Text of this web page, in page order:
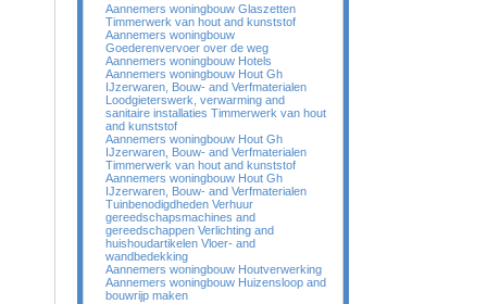
Aannemers woningbouw Glaszetten
Timmerwerk van hout and kunststof
Aannemers woningbouw
Goederenvervoer over de weg
Aannemers woningbouw Hotels
Aannemers woningbouw Hout Gh
IJzerwaren, Bouw- and Verfmaterialen
Loodgieterswerk, verwarming and
sanitaire installaties Timmerwerk van hout
and kunststof
Aannemers woningbouw Hout Gh
IJzerwaren, Bouw- and Verfmaterialen
Timmerwerk van hout and kunststof
Aannemers woningbouw Hout Gh
IJzerwaren, Bouw- and Verfmaterialen
Tuinbenodigdheden Verhuur
gereedschapsmachines and
gereedschappen Verlichting and
huishoudartikelen Vloer- and
wandbedekking
Aannemers woningbouw Houtverwerking
Aannemers woningbouw Huizensloop and
bouwrijp maken